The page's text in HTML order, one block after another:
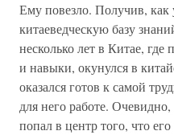
Ему повезло. Получив,
китаеведческую базу
несколько лет в Китае, где
и навыки, окунулся в
оказался готов к самой
для него работе.
попал в центр того, что